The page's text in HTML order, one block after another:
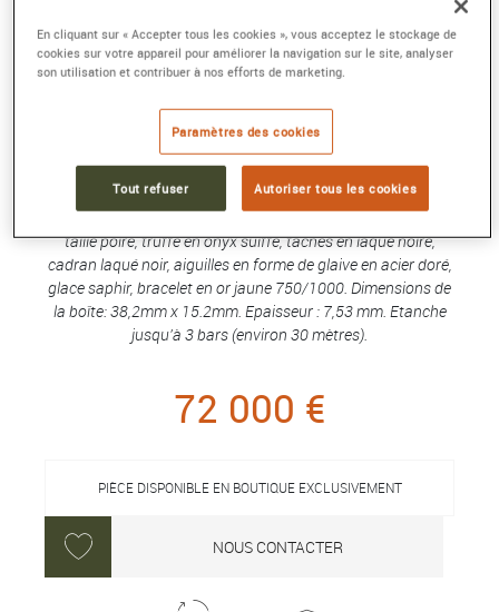
MONTRE LA PANTHÈRE DE CARTIER
Référence :HPI01537
Collection :Panthère de Cartier
Montre La Panthère de Cartier, mouvement quartz. Boîte et
tête de panthère en or jaune 750/1000, yeux en tsavorite
taille poire, truffe en onyx suiffé, taches en laque noire,
cadran laqué noir, aiguilles en forme de glaive en acier doré,
glace saphir, bracelet en or jaune 750/1000. Dimensions de
la boîte: 38,2mm x 15.2mm. Epaisseur : 7,53 mm. Etanche
jusqu'à 3 bars (environ 30 mètres).
72 000 €
PIÈCE DISPONIBLE EN BOUTIQUE EXCLUSIVEMENT
NOUS CONTACTER
En cliquant sur « Accepter tous les cookies », vous acceptez le stockage de
cookies sur votre appareil pour améliorer la navigation sur le site, analyser
son utilisation et contribuer à nos efforts de marketing.
Paramètres des cookies
Tout refuser Autoriser tous les cookies